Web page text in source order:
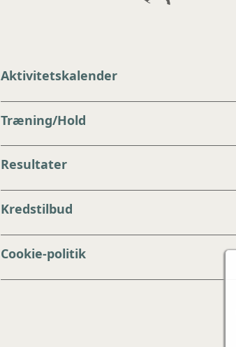
Aktivitetskalender
Træning/Hold
Resultater
Kredstilbud
Cookie-politik